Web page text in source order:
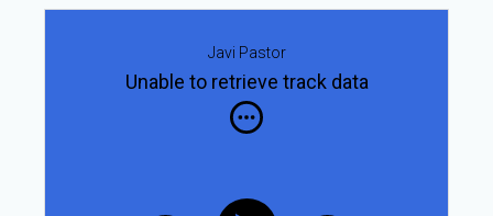
Javi Pastor
Unable to retrieve track data